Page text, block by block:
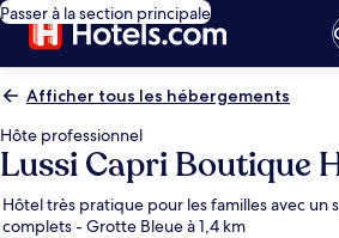
Passer à la section principale
Afficher tous les hébergements
Hôte professionnel
Lussi Capri Boutique
Hôtel très pratique pour les familles avec un
complets - Grotte Bleue à 1,4 km